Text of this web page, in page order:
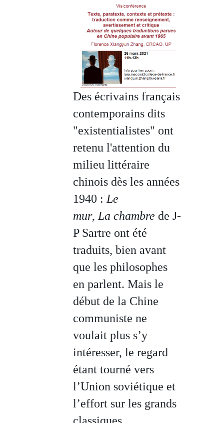
Des écrivains français
contemporains dits
"existentialistes" ont
retenu l'attention du
milieu littéraire
chinois dès les années
1940 : Le
mur, La chambre de J-
P Sartre ont été
traduits, bien avant
que les philosophes
en parlent. Mais le
début de la Chine
communiste ne
voulait plus s’y
intéresser, le regard
étant tourné vers
l’Union soviétique et
l’effort sur les grands
classiques.